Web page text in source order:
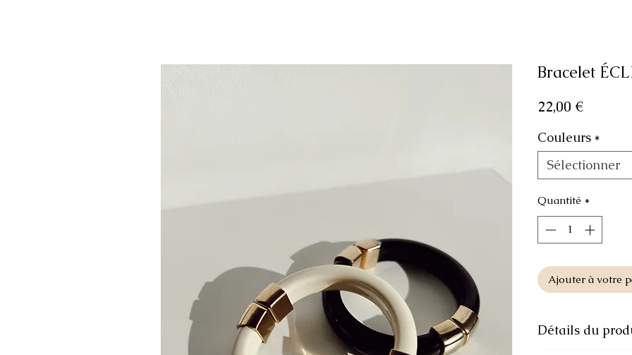
Bracelet
22,00 €Prix
Couleurs *
Sélectionner
Quantité *
Ajouter à votre
Détails du